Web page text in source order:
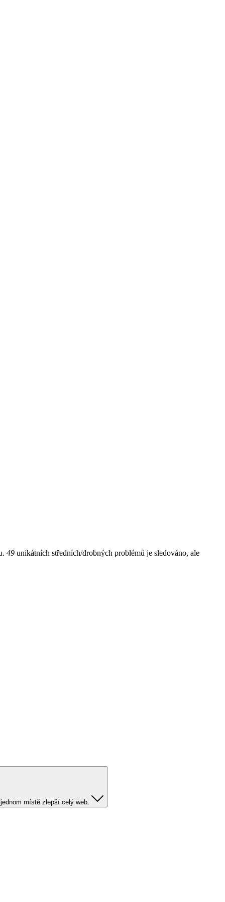
49 unikátních středních/drobných problémů je sledováno, ale
místě zlepší celý web.